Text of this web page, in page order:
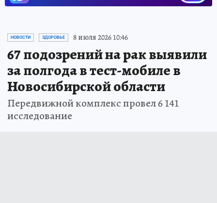
НОВОСТИ ЗДОРОВЬЕ 8 июля 2026 10:46
67 подозрений на рак выявили
за полгода в тест-мобиле в
Новосибирской области
Передвижной комплекс провел 6 141
исследование